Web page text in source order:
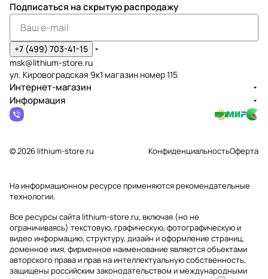
Подписаться на скрытую распродажу
+7 (499) 703-41-15
msk@lithium-store.ru
ул. Кировоградская 9к1 магазин номер 115
Интернет-магазин
Информация
© 2026 lithium-store.ru КонфиденциальностьОферта
На информационном ресурсе применяютсярекомендательные
технологии.
Все ресурсы сайта lithium-store.ru, включая (но не
ограничиваясь) текстовую, графическую, фотографическую и
видео информацию, структуру, дизайн и оформление страниц,
доменное имя, фирменное наименование являются объектами
авторского права и прав на интеллектуальную собственность,
защищены российским законодательством и международными